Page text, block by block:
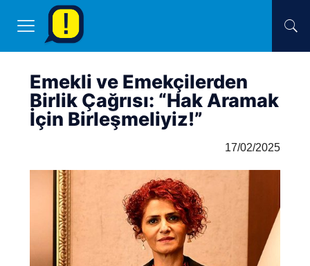
Emekli ve Emekçilerden
Birlik Çağrısı: “Hak Aramak
İçin Birleşmeliyiz!”
17/02/2025